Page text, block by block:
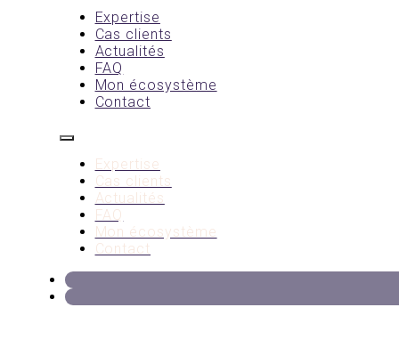
Expertise
Cas clients
Actualités
FAQ
Mon écosystème
Contact
Expertise
Cas clients
Actualités
FAQ
Mon écosystème
Contact